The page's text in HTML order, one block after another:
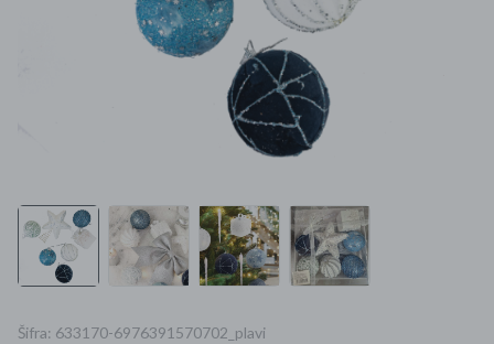
Mame i bebe
Specijalne kategorije
Čišćenje zaliha
Kišobrani akcija
Šifra: 633170-6976391570702_plavi